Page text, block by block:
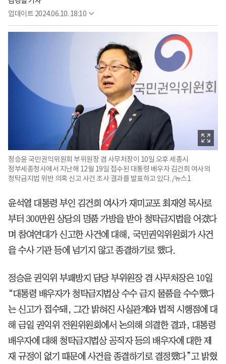
업데이트 2024.06.10. 18:10
정승윤 국민권익위원회 부위원장 겸 사무처장이 10일 오후 세종시
정부세종청사에서 지난해 12월 19일 접수된 대통령 배우자 김건희 여사의
청탁금지법 위반 의혹 신고 사건 조사 결과를 발표하고 있다. /뉴스1
윤석열 대통령 부인 김건희 여사가 재미교포 최재영 목사로
부터 300만원 상당의 명품 가방을 받아 청탁금지법을 어겼다
며 참여연대가 신고한 사건에 대해, 국민권익위원회가 사건
을 수사 기관 등에 넘기지 않고 종결하기로 했다.
정승윤 권익위 부패방지 담당 부위원장 겸 사무처장은 10일
“대통령 배우자가 청탁금지법상 수수 금지 물품을 수수했다
는 신고가 접수돼, 그간 밝혀진 사실관계와 법적 시행점에 대
해 금일 권익위 전원위원회에서 논의해 의결한 결과, 대통령
배우자에 대해 청탁금지법상 공직자 등의 배우자에 대한 제
재 규정이 없기 때문에 사건을 종결하기로 결정했다”고 밝혔